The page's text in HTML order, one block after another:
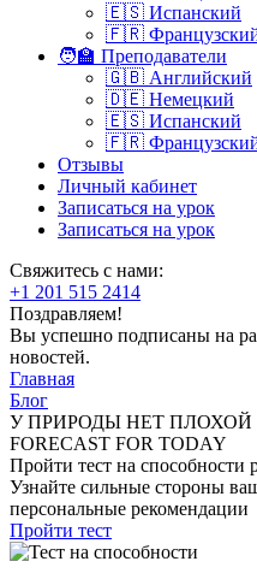
🇪🇸 Испанский
🇫🇷
🧑‍🏫 Преподаватели
🇬🇧 Английский
🇩🇪 Немецкий
🇪🇸 Испанский
🇫🇷
Отзывы
Личный кабинет
Записаться на урок
Записаться на урок
Свяжитесь с нами:
+1 201 515 2414
Поздравляем!
Вы успешно подписаны на
новостей.
Главная
Блог
У ПРИРОДЫ НЕТ ПЛОХОЙ
FORECAST FOR TODAY
Пройти тест на способности
Узнайте сильные стороны
персональные рекомендации
Пройти тест